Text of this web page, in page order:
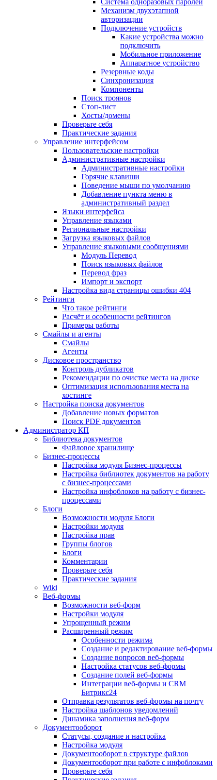
Система одноразовых паролей
Механизм двухэтапной
авторизации
Подключение устройств
Какие устройства можно
подключить
Мобильное приложение
Аппаратное устройство
Резервные коды
Синхронизация
Компоненты
Поиск троянов
Стоп-лист
Хосты/домены
Проверьте себя
Практические задания
Управление интерфейсом
Пользовательские настройки
Административные настройки
Административные настройки
Горячие клавиши
Поведение мыши по умолчанию
Добавление пункта меню в
административный раздел
Языки интерфейса
Управление языками
Региональные настройки
Загрузка языковых файлов
Управление языковыми сообщениями
Mодуль Перевод
Поиск языковых файлов
Перевод фраз
Импорт и экспорт
Настройка вида страницы ошибки 404
Рейтинги
Что такое рейтинги
Расчёт и особенности рейтингов
Примеры работы
Смайлы и агенты
Смайлы
Агенты
Дисковое пространство
Контроль дубликатов
Рекомендации по очистке места на диске
Оптимизация использования места на
хостинге
Настройка поиска документов
Добавление новых форматов
Поиск PDF документов
Администратор КП
Библиотека документов
Файловое хранилище
Бизнес-процессы
Настройка модуля Бизнес-процессы
Настройка библиотек документов на работу
с бизнес-процессами
Настройка инфоблоков на работу с бизнес-
процессами
Блоги
Возможности модуля Блоги
Настройки модуля
Настройка прав
Группы блогов
Блоги
Комментарии
Проверьте себя
Практические задания
Wiki
Веб-формы
Возможности веб-форм
Настройки модуля
Упрощенный режим
Расширенный режим
Особенности режима
Создание и редактирование веб-формы
Создание вопросов веб-формы
Настройка статусов веб-формы
Создание полей веб-формы
Интеграции веб-формы и CRM
Битрикс24
Отправка результатов веб-формы на почту
Настройка шаблонов уведомлений
Динамика заполнения веб-форм
Документооборот
Статусы, создание и настройка
Настройка модуля
Документооборот в структуре файлов
Документооборот при работе с инфоблоками
Проверьте себя